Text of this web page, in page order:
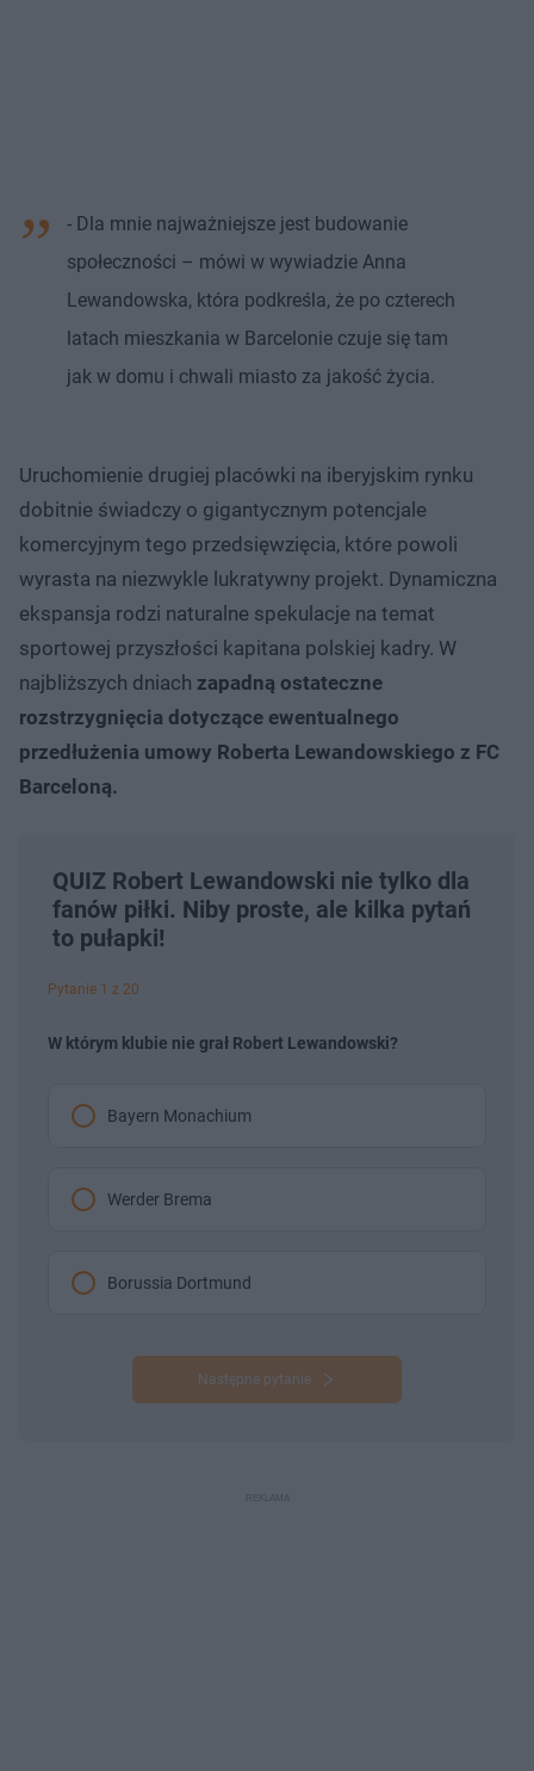
- Dla mnie najważniejsze jest budowanie
społeczności – mówi w wywiadzie Anna
Lewandowska, która podkreśla, że po czterech
latach mieszkania w Barcelonie czuje się tam
jak w domu i chwali miasto za jakość życia.
Uruchomienie drugiej placówki na iberyjskim rynku
dobitnie świadczy o gigantycznym potencjale
komercyjnym tego przedsięwzięcia, które powoli
wyrasta na niezwykle lukratywny projekt. Dynamiczna
ekspansja rodzi naturalne spekulacje na temat
sportowej przyszłości kapitana polskiej kadry. W
najbliższych dniach zapadną ostateczne
rozstrzygnięcia dotyczące ewentualnego
przedłużenia umowy Roberta Lewandowskiego z FC
Barceloną.
QUIZ Robert Lewandowski nie tylko dla
fanów piłki. Niby proste, ale kilka pytań
to pułapki!
Pytanie 1 z 20
W którym klubie nie grał Robert Lewandowski?
Bayern Monachium
Werder Brema
Borussia Dortmund
Następne pytanie